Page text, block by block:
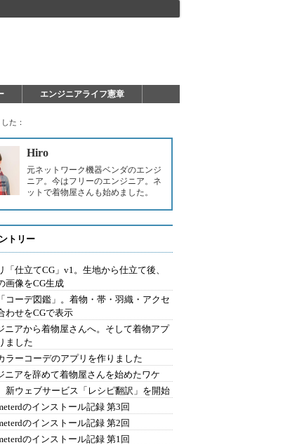
エンジニアライフ憲章
た：
Hiro
元ネットワーク機器ベンダのエンジ
ニア。今はフリーのエンジニア。ネ
ットで着物屋さんも始めました。
トリー
「仕立てCG」v1。生地から仕立て後、
画像をCG生成
コーデ図鑑」。着物・帯・羽織・アクセ
わせをCGで表示
ニアから着物屋さんへ。そして着物アプ
ました
ラーコーデのアプリを作りました
ニアを辞めて着物屋さんを始めたワケ
新ウェブサービス「レシピ翻訳」を開始
のインストール記録 第3回
のインストール記録 第2回
のインストール記録 第1回